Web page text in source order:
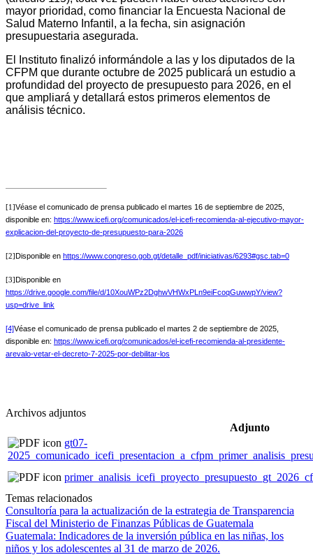
mayor prioridad, como financiar la Encuesta Nacional de
Salud Materno Infantil, a la fecha, sin asignación
presupuestaria asegurada.
El Instituto finalizó informándole a las y los diputados de la
CFPM que durante octubre de 2025 publicará un estudio a
profundidad del proyecto de presupuesto para 2026, en el
que ampliará y detallará estos primeros elementos de
análisis técnico.
[1]Véase el comunicado de prensa publicado el martes 16 de septiembre de 2025,
disponible en: https://www.icefi.org/comunicados/el-icefi-recomienda-al-ejecutivo-mayor-
explicacion-del-proyecto-de-presupuesto-para-2026
[2]Disponible en https://www.congreso.gob.gt/detalle_pdf/iniciativas/6293#gsc.tab=0
[3]Disponible en
https://drive.google.com/file/d/10XouWPz2DghwVHWxPLn9eiFcoqGuwwpY/view?
usp=drive_link
[4]Véase el comunicado de prensa publicado el martes 2 de septiembre de 2025,
disponible en: https://www.icefi.org/comunicados/el-icefi-recomienda-al-presidente-
arevalo-vetar-el-decreto-7-2025-por-debilitar-los
Archivos adjuntos
Adjunto
gt07-
Temas relacionados
Consultoría para la actualización de la estrategia de Transparencia
Fiscal del Ministerio de Finanzas Públicas de Guatemala
Guatemala: Indicadores de la inversión pública en las niñas, los
niños y los adolescentes al 31 de marzo de 2026.